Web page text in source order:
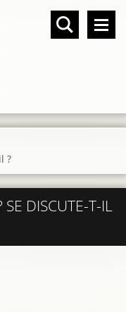
?
DISCUTE-T-IL